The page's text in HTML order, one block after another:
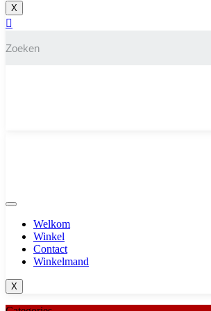
X
Welkom
Winkel
Contact
Winkelmand
X